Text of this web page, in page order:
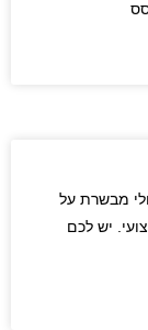
מרקורי לבית העבודה החל מה 2 ליולי מבשרת על
יש לכם